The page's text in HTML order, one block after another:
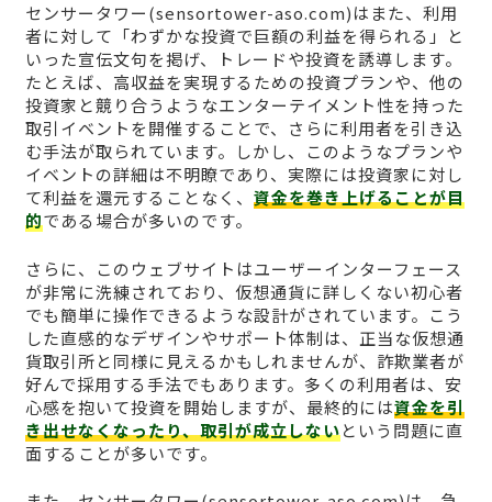
センサータワー(sensortower-aso.com)はまた、利用
者に対して「わずかな投資で巨額の利益を得られる」と
いった宣伝文句を掲げ、トレードや投資を誘導します。
たとえば、高収益を実現するための投資プランや、他の
投資家と競り合うようなエンターテイメント性を持った
取引イベントを開催することで、さらに利用者を引き込
む手法が取られています。しかし、このようなプランや
イベントの詳細は不明瞭であり、実際には投資家に対し
て利益を還元することなく、 資金を巻き上げることが目
的である場合が多いのです。
さらに、このウェブサイトはユーザーインターフェース
が非常に洗練されており、仮想通貨に詳しくない初心者
でも簡単に操作できるような設計がされています。こう
した直感的なデザインやサポート体制は、正当な仮想通
貨取引所と同様に見えるかもしれませんが、詐欺業者が
好んで採用する手法でもあります。多くの利用者は、安
心感を抱いて投資を開始しますが、最終的には資金を引
き出せなくなったり、取引が成立しないという問題に直
面することが多いです。